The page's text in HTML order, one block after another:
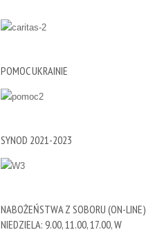
POMOC UKRAINIE
SYNOD 2021-2023
NABOŻEŃSTWA Z SOBORU (ON-LINE)
NIEDZIELA: 9.00, 11.00, 17.00, W